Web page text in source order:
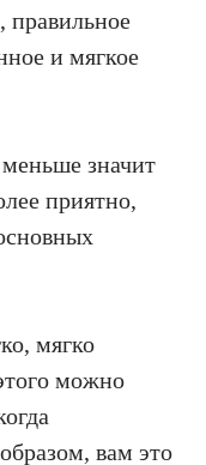
правильное
и мягкое
значит
приятно,
мягко
можно
вам это